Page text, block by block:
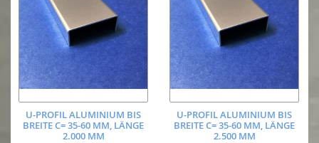
U-PROFIL ALUMINIUM BIS
BREITE C= 35-60 MM, LÄNGE
2.000 MM
U-PROFIL ALUMINIUM BIS
BREITE C= 35-60 MM, LÄNGE
2.500 MM